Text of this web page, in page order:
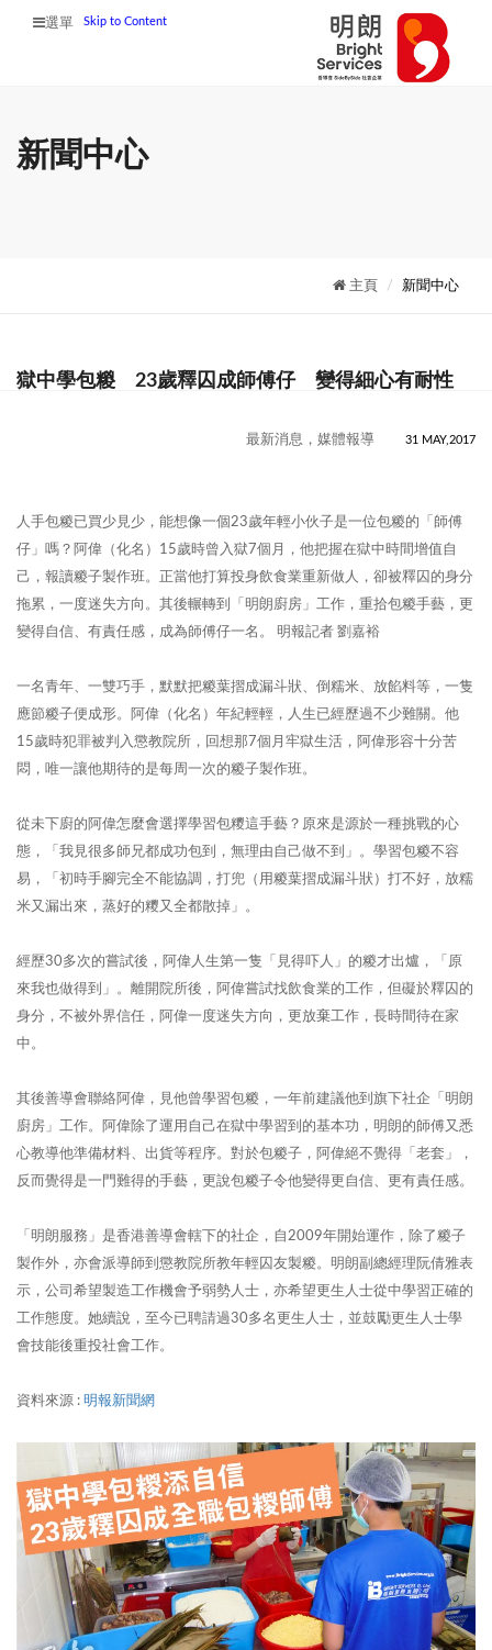
選單 Skip to Content
新聞中心
主頁 新聞中心
獄中學包糉 23歲釋囚成師傅仔 變得細心有耐性
最新消息，媒體報導 31 MAY,2017
人手包糉已買少見少，能想像一個23歲年輕小伙子是一位包糉的「師傅
仔」嗎？阿偉（化名）15歲時曾入獄7個月，他把握在獄中時間增值自
己，報讀糉子製作班。正當他打算投身飲食業重新做人，卻被釋囚的身分
拖累，一度迷失方向。其後輾轉到「明朗廚房」工作，重拾包糉手藝，更
變得自信、有責任感，成為師傅仔一名。 明報記者 劉嘉裕
一名青年、一雙巧手，默默把糉葉摺成漏斗狀、倒糯米、放餡料等，一隻
應節糉子便成形。阿偉（化名）年紀輕輕，人生已經歷過不少難關。他
15歲時犯罪被判入懲教院所，回想那7個月牢獄生活，阿偉形容十分苦
悶，唯一讓他期待的是每周一次的糉子製作班。
從未下廚的阿偉怎麼會選擇學習包糭這手藝？原來是源於一種挑戰的心
態，「我見很多師兄都成功包到，無理由自己做不到」。學習包糉不容
易，「初時手腳完全不能協調，打兜（用糉葉摺成漏斗狀）打不好，放糯
米又漏出來，蒸好的糭又全都散掉」。
經歷30多次的嘗試後，阿偉人生第一隻「見得吓人」的糉才出爐，「原
來我也做得到」。離開院所後，阿偉嘗試找飲食業的工作，但礙於釋囚的
身分，不被外界信任，阿偉一度迷失方向，更放棄工作，長時間待在家
中。
其後善導會聯絡阿偉，見他曾學習包糉，一年前建議他到旗下社企「明朗
廚房」工作。阿偉除了運用自己在獄中學習到的基本功，明朗的師傅又悉
心教導他準備材料、出貨等程序。對於包糉子，阿偉絕不覺得「老套」，
反而覺得是一門難得的手藝，更說包糉子令他變得更自信、更有責任感。
「明朗服務」是香港善導會轄下的社企，自2009年開始運作，除了糉子
製作外，亦會派導師到懲教院所教年輕囚友製糉。明朗副總經理阮倩雅表
示，公司希望製造工作機會予弱勢人士，亦希望更生人士從中學習正確的
工作態度。她續說，至今已聘請過30多名更生人士，並鼓勵更生人士學
會技能後重投社會工作。
資料來源 : 明報新聞網